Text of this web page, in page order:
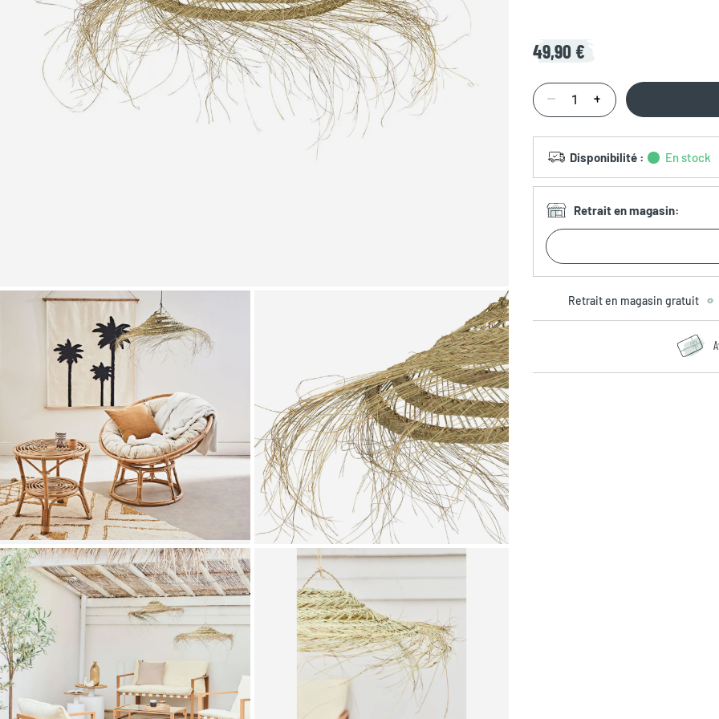
Zoomer sur l'image
Zoomer sur l'image
Zoomer sur l'image Zoomer sur l'image
49,90 €
Disponibilité : En stock
Retrait en magasin:
Retrait en magasin gratuit